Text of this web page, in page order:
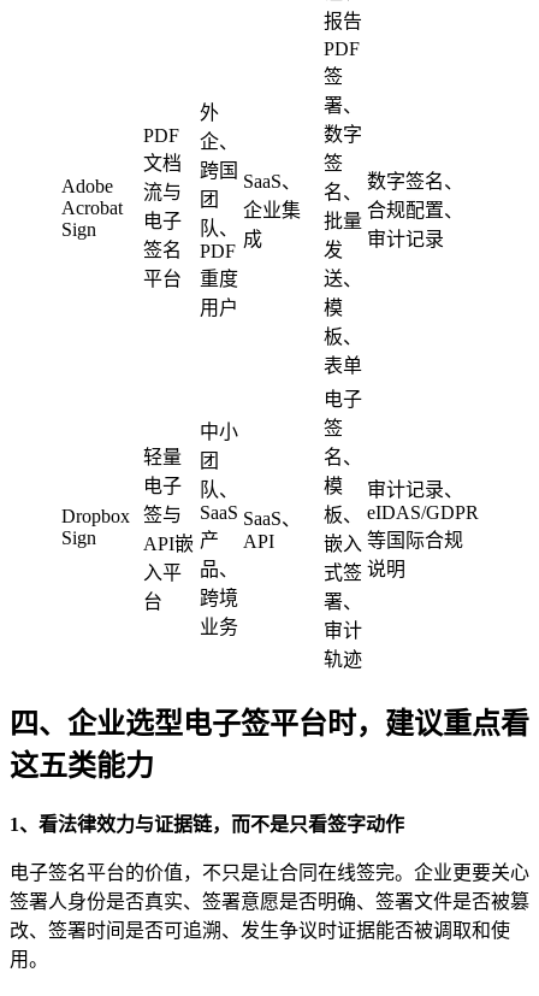
报告
Adobe
Acrobat
Sign
PDF
文档
流与
电子
签名
平台
外
企、
跨国
团
队、
PDF
重度
用户
SaaS、
企业集
成
PDF
签
署、
数字
签
名、
批量
发
送、
模
板、
表单
数字签名、
合规配置、
审计记录
Dropbox
Sign
轻量
电子
签与
API嵌
入平
台
中小
团
队、
SaaS
产
品、
跨境
业务
SaaS、
API
电子
签
名、
模
板、
嵌入
式签
署、
审计
轨迹
审计记录、
eIDAS/GDPR
等国际合规
说明
四、企业选型电子签平台时，建议重点看
这五类能力
1、看法律效力与证据链，而不是只看签字动作
电子签名平台的价值，不只是让合同在线签完。企业更要关心
签署人身份是否真实、签署意愿是否明确、签署文件是否被篡
改、签署时间是否可追溯、发生争议时证据能否被调取和使
用。